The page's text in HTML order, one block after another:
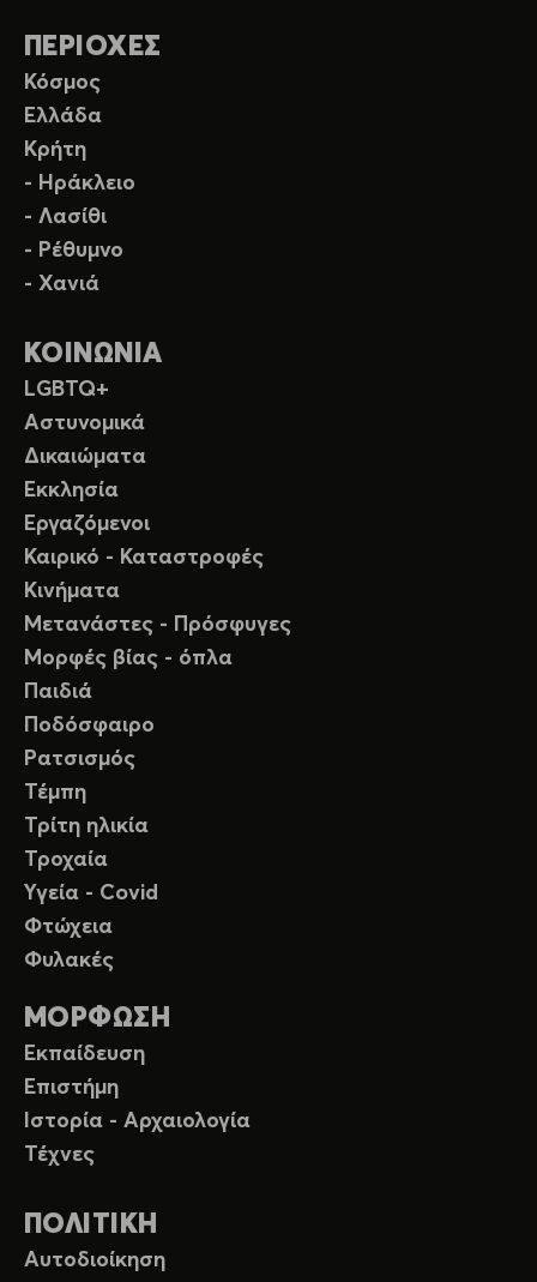
ΠΕΡΙΟΧΕΣ
Κόσμος
Ελλάδα
Κρήτη
- Ηράκλειο
- Λασίθι
- Ρέθυμνο
- Χανιά
ΚΟΙΝΩΝΙΑ
LGBTQ+
Αστυνομικά
Δικαιώματα
Εκκλησία
Εργαζόμενοι
Καιρικό - Καταστροφές
Κινήματα
Μετανάστες - Πρόσφυγες
Μορφές βίας - όπλα
Παιδιά
Ποδόσφαιρο
Ρατσισμός
Τέμπη
Τρίτη ηλικία
Τροχαία
Υγεία - Covid
Φτώχεια
Φυλακές
ΜΟΡΦΩΣΗ
Εκπαίδευση
Επιστήμη
Ιστορία - Αρχαιολογία
Τέχνες
ΠΟΛΙΤΙΚΗ
Αυτοδιοίκηση